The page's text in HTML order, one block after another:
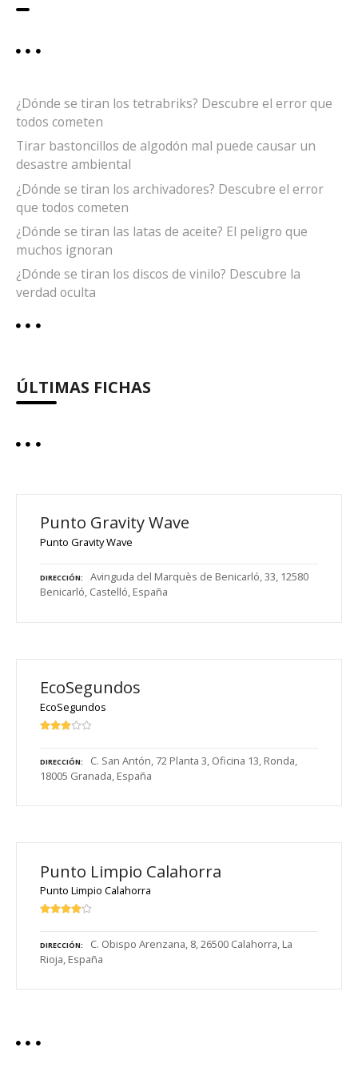
¿Dónde se tiran los tetrabriks? Descubre el error que
todos cometen
Tirar bastoncillos de algodón mal puede causar un
desastre ambiental
¿Dónde se tiran los archivadores? Descubre el error
que todos cometen
¿Dónde se tiran las latas de aceite? El peligro que
muchos ignoran
¿Dónde se tiran los discos de vinilo? Descubre la
verdad oculta
ÚLTIMAS FICHAS
Punto Gravity Wave
Punto Gravity Wave
DIRECCIÓN
Avinguda del Marquès de Benicarló, 33, 12580
Benicarló, Castelló, España
EcoSegundos
EcoSegundos
DIRECCIÓN
C. San Antón, 72 Planta 3, Oficina 13, Ronda,
18005 Granada, España
Punto Limpio Calahorra
Punto Limpio Calahorra
DIRECCIÓN
C. Obispo Arenzana, 8, 26500 Calahorra, La
Rioja, España